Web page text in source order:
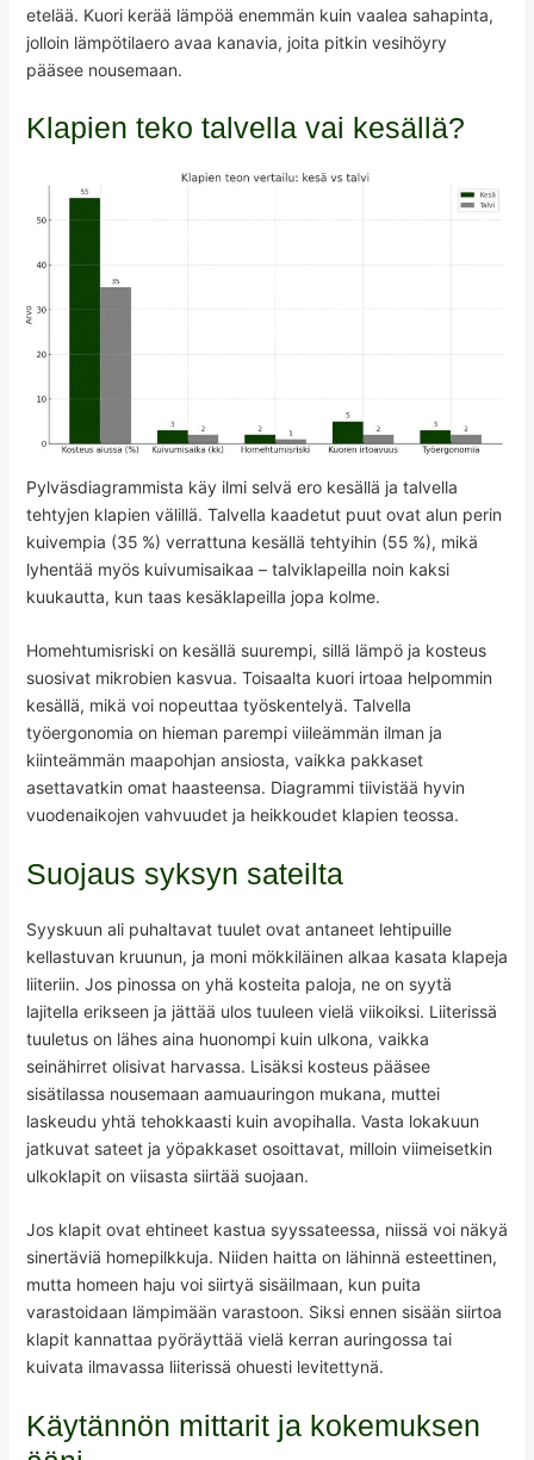
etelää. Kuori kerää lämpöä enemmän kuin vaalea sahapinta,
jolloin lämpötilaero avaa kanavia, joita pitkin vesihöyry
pääsee nousemaan.
Klapien teko talvella vai kesällä?
Pylväsdiagrammista käy ilmi selvä ero kesällä ja talvella
tehtyjen klapien välillä. Talvella kaadetut puut ovat alun perin
kuivempia (35 %) verrattuna kesällä tehtyihin (55 %), mikä
lyhentää myös kuivumisaikaa – talviklapeilla noin kaksi
kuukautta, kun taas kesäklapeilla jopa kolme.
Homehtumisriski on kesällä suurempi, sillä lämpö ja kosteus
suosivat mikrobien kasvua. Toisaalta kuori irtoaa helpommin
kesällä, mikä voi nopeuttaa työskentelyä. Talvella
työergonomia on hieman parempi viileämmän ilman ja
kiinteämmän maapohjan ansiosta, vaikka pakkaset
asettavatkin omat haasteensa. Diagrammi tiivistää hyvin
vuodenaikojen vahvuudet ja heikkoudet klapien teossa.
Suojaus syksyn sateilta
Syyskuun ali puhaltavat tuulet ovat antaneet lehtipuille
kellastuvan kruunun, ja moni mökkiläinen alkaa kasata klapeja
liiteriin. Jos pinossa on yhä kosteita paloja, ne on syytä
lajitella erikseen ja jättää ulos tuuleen vielä viikoiksi. Liiterissä
tuuletus on lähes aina huonompi kuin ulkona, vaikka
seinähirret olisivat harvassa. Lisäksi kosteus pääsee
sisätilassa nousemaan aamuauringon mukana, muttei
laskeudu yhtä tehokkaasti kuin avopihalla. Vasta lokakuun
jatkuvat sateet ja yöpakkaset osoittavat, milloin viimeisetkin
ulkoklapit on viisasta siirtää suojaan.
Jos klapit ovat ehtineet kastua syyssateessa, niissä voi näkyä
sinertäviä homepilkkuja. Niiden haitta on lähinnä esteettinen,
mutta homeen haju voi siirtyä sisäilmaan, kun puita
varastoidaan lämpimään varastoon. Siksi ennen sisään siirtoa
klapit kannattaa pyöräyttää vielä kerran auringossa tai
kuivata ilmavassa liiterissä ohuesti levitettynä.
Käytännön mittarit ja kokemuksen